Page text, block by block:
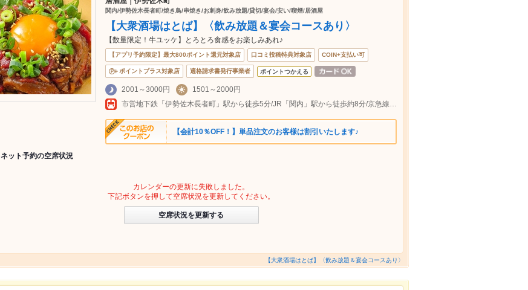
関内/伊勢佐木長者町/焼き鳥/串焼き/お刺身/飲み放題/貸切/宴会/安い/喫煙/居酒屋
【大衆酒場はとば】〈飲み放題＆宴会コースあり〉
【数量限定！牛ユッケ】とろとろ食感をお楽しみあれ♪
【アプリ予約限定】最大800ポイント還元対象店 口コミ投稿特典対象店 COIN+支払い可
ポイントプラス対象店 適格請求書発行事業者 ポイントつかえる
2001～3000円
1501～2000円
市営地下鉄「伊勢佐木長者町」駅から徒歩5分/JR「関内」駅から徒歩約8分/京急線「日ノ出町」駅から徒歩約9分
【会計10％OFF！】単品注文のお客様は割引いたします♪
ネット予約の空席状況
カレンダーの更新に失敗しました。
下記ボタンを押して空席状況を更新してください。
空席状況を更新する
【大衆酒場はとば】〈飲み放題＆宴会コースあり〉